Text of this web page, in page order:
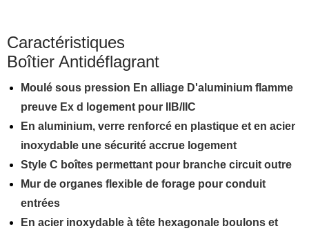
Caractéristiques
Boîtier Antidéflagrant
Moulé sous pression En alliage D'aluminium flamme
preuve Ex d logement pour IIB/IIC
En aluminium, verre renforcé en plastique et en acier
inoxydable une sécurité accrue logement
Style C boîtes permettant pour branche circuit outre
Mur de organes flexible de forage pour conduit
entrées
En acier inoxydable à tête hexagonale boulons et